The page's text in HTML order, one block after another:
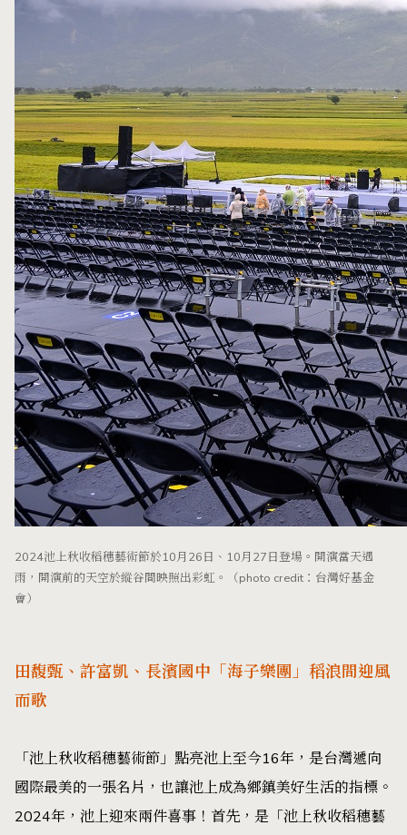
2024池上秋收稻穗藝術節於10月26日、10月27日登場。開演當天遇
雨，開演前的天空於縱谷間映照出彩虹。（photo credit：台灣好基金
會）
田馥甄、許富凱、長濱國中「海子樂團」稻浪間迎風
而歌
「池上秋收稻穗藝術節」點亮池上至今16年，是台灣遞向
國際最美的一張名片，也讓池上成為鄉鎮美好生活的指標。
2024年，池上迎來兩件喜事！首先，是「池上秋收稻穗藝